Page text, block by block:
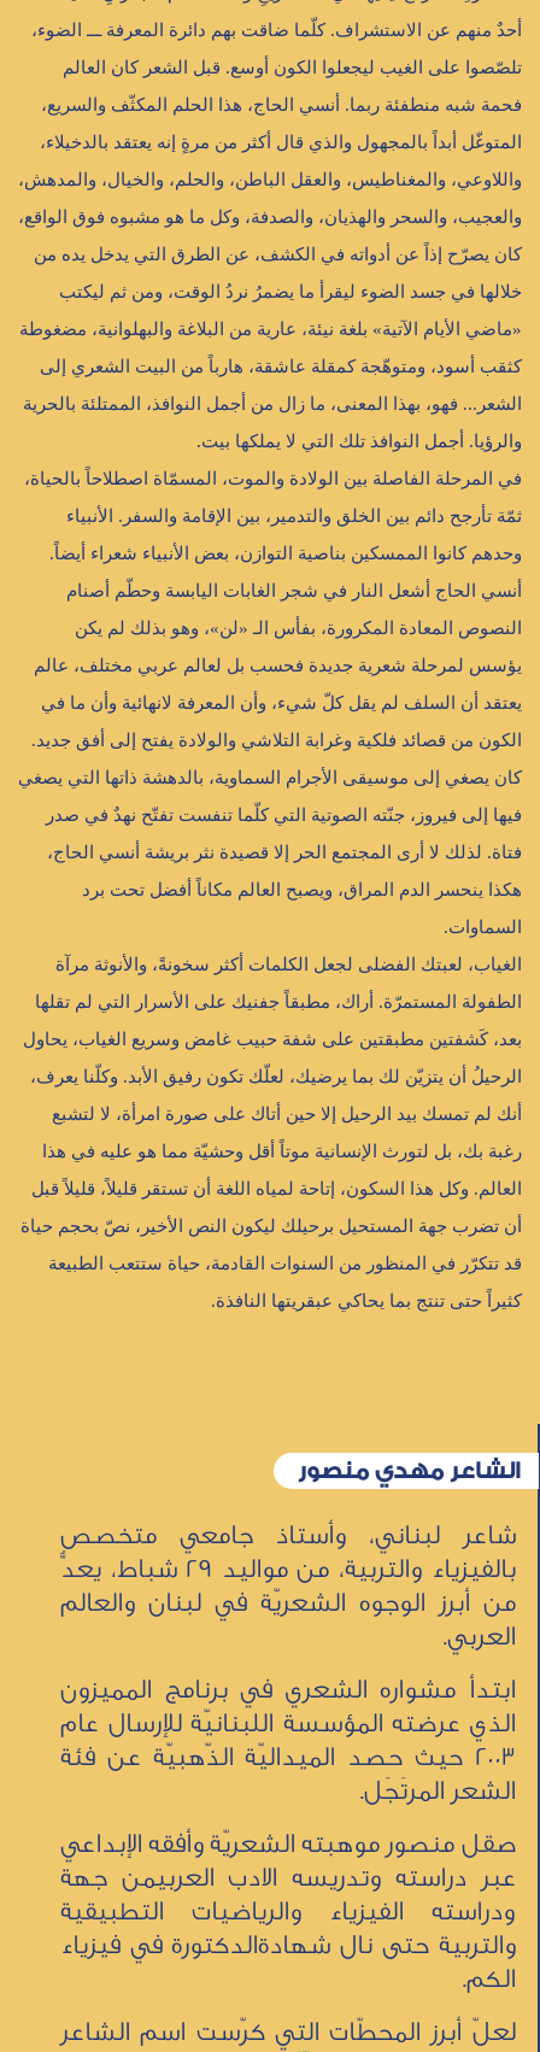
أحدٌ منهم عن الاستشراف. كلّما ضاقت بهم دائرة المعرفة ـــ الضوء،
تلصّصوا على الغيب ليجعلوا الكون أوسع. قبل الشعر كان العالم
فحمة شبه منطفئة ربما. أنسي الحاج، هذا الحلم المكثّف والسريع،
المتوغّل أبداً بالمجهول والذي قال أكثر من مرةٍ إنه يعتقد بالدخيلاء،
واللاوعي، والمغناطيس، والعقل الباطن، والحلم، والخيال، والمدهش،
والعجيب، والسحر والهذيان، والصدفة، وكل ما هو مشبوه فوق الواقع،
كان يصرّح إذاً عن أدواته في الكشف، عن الطرق التي يدخل يده من
خلالها في جسد الضوء ليقرأ ما يضمرُ نردُ الوقت، ومن ثم ليكتب
«ماضي الأيام الآتية» بلغة نيئة، عارية من البلاغة والبهلوانية، مضغوطة
كثقب أسود، ومتوهّجة كمقلة عاشقة، هارباً من البيت الشعري إلى
الشعر... فهو، بهذا المعنى، ما زال من أجمل النوافذ، الممتلئة بالحرية
والرؤيا. أجمل النوافذ تلك التي لا يملكها بيت.
في المرحلة الفاصلة بين الولادة والموت، المسمّاة اصطلاحاً بالحياة،
ثمّة تأرجح دائم بين الخلق والتدمير، بين الإقامة والسفر. الأنبياء
وحدهم كانوا الممسكين بناصية التوازن، بعض الأنبياء شعراء أيضاً.
أنسي الحاج أشعل النار في شجر الغابات اليابسة وحطّم أصنام
النصوص المعادة المكرورة، بفأس الـ «لن»، وهو بذلك لم يكن
يؤسس لمرحلة شعرية جديدة فحسب بل لعالم عربي مختلف، عالم
يعتقد أن السلف لم يقل كلّ شيء، وأن المعرفة لانهائية وأن ما في
الكون من قصائد فلكية وغرابة التلاشي والولادة يفتح إلى أفق جديد.
كان يصغي إلى موسيقى الأجرام السماوية، بالدهشة ذاتها التي يصغي
فيها إلى فيروز، جنّته الصوتية التي كلّما تنفست تفتّح نهدٌ في صدر
فتاة. لذلك لا أرى المجتمع الحر إلا قصيدة نثر بريشة أنسي الحاج،
هكذا ينحسر الدم المراق، ويصبح العالم مكاناً أفضل تحت برد
السماوات.
الغياب، لعبتك الفضلى لجعل الكلمات أكثر سخونةً، والأنوثة مرآة
الطفولة المستمرّة. أراك، مطبقاً جفنيك على الأسرار التي لم تقلها
بعد، كَشفتين مطبقتين على شفة حبيب غامض وسريع الغياب، يحاول
الرحيلُ أن يتزيّن لك بما يرضيك، لعلّك تكون رفيق الأبد. وكلّنا يعرف،
أنك لم تمسك بيد الرحيل إلا حين أتاك على صورة امرأة، لا لتشبع
رغبة بك، بل لتورث الإنسانية موتاً أقل وحشيّة مما هو عليه في هذا
العالم. وكل هذا السكون، إتاحة لمياه اللغة أن تستقر قليلاً، قليلاً قبل
أن تضرب جهة المستحيل برحيلك ليكون النص الأخير، نصّ بحجم حياة
قد تتكرّر في المنظور من السنوات القادمة، حياة ستتعب الطبيعة
كثيراً حتى تنتج بما يحاكي عبقريتها النافذة.
الشاعر مهدي منصور
شاعر لبناني، وأستاذ جامعي متخصص
بالفيزياء والتربية، من مواليد 29 شباط، يعدُّ
من أبرز الوجوه الشعريّة في لبنان والعالم
العربي.
ابتدأ مشواره الشعري في برنامج المميزون
الذي عرضته المؤسسة اللبنانيّة للإرسال عام
2003 حيث حصد الميداليّة الذّهبيّة عن فئة
الشعر المرتَجَل.
صقل منصور موهبته الشعريّة وأفقه الإبداعي
عبر دراسته وتدريسه الادب العربيمن جهة
ودراسته الفيزياء والرياضيات التطبيقية
والتربية حتى نال شهادةالدكتورة في فيزياء
الكم.
لعلّ أبرز المحطّات التي كرّست اسم الشاعر